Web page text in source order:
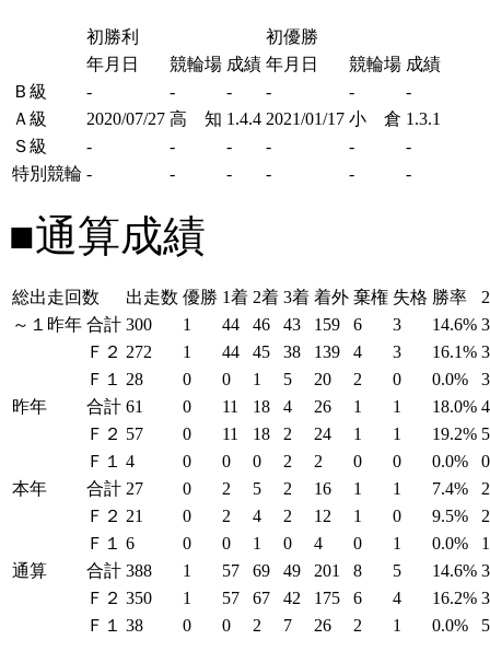
初勝利
初優勝
年月日
競輪場 成績 年月日 競輪場 成績
Ｂ級
- - - - -
-
Ａ級
2020/07/27 高 知 1.4.4 2021/01/17 小 倉 1.3.1
Ｓ級
- - - - -
-
特別競輪 - - - - - -
■通算成績
総出走回数 出走数 優勝 1着 2着 3着 着外 棄権 失格 勝率
～１昨年 合計 300 1 44 46 43 159 6 3 14.6%
Ｆ２ 272 1 44 45 38 139 4 3 16.1%
Ｆ１
28 0 0 1 5 20 2 0 0.0%
昨年
合計 61 0 11 18 4 26 1 1 18.0%
Ｆ２ 57 0 11 18 2 24 1 1 19.2%
Ｆ１
4 0 0 0 2 2 0 0 0.0%
本年
合計 27 0 2 5 2 16 1 1 7.4%
Ｆ２ 21 0 2 4 2 12 1 0 9.5%
Ｆ１
6 0 0 1 0 4 0 1 0.0%
通算
合計 388 1 57 69 49 201 8 5 14.6%
Ｆ２ 350 1 57 67 42 175 6 4 16.2%
Ｆ１
38 0 0 2 7 26 2 1 0.0%